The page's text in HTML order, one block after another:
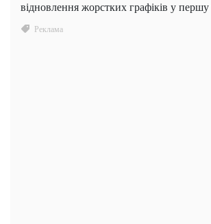
відновлення жорстких графіків у першу